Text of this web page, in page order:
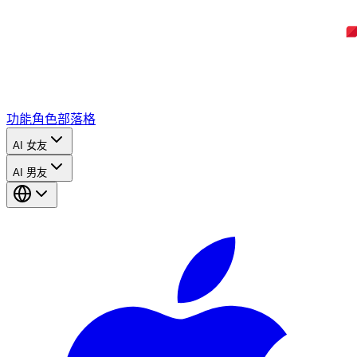
功能角色部落格
AI 女友
AI 男友